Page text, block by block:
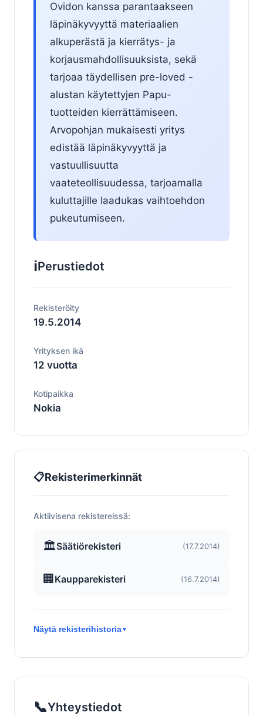
Ovidon kanssa parantaakseen
läpinäkyvyyttä materiaalien
alkuperästä ja kierrätys- ja
korjausmahdollisuuksista, sekä
tarjoaa täydellisen pre-loved -
alustan käytettyjen Papu-
tuotteiden kierrättämiseen.
Arvopohjan mukaisesti yritys
edistää läpinäkyvyyttä ja
vastuullisuutta
vaateteollisuudessa, tarjoamalla
kuluttajille laadukas vaihtoehdon
pukeutumiseen.
ℹ️Perustiedot
Rekisteröity
19.5.2014
Yrityksen ikä
12 vuotta
Kotipaikka
Nokia
📋Rekisterimerkinnät
Aktiivisena rekistereissä:
🏛️Säätiörekisteri (17.7.2014)
🏢 Kaupparekisteri (16.7.2014)
Näytä rekisterihistoria▼
📞Yhteystiedot